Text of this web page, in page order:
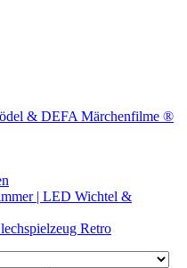
& DEFA Märchenfilme ®
| LED Wichtel &
Retro